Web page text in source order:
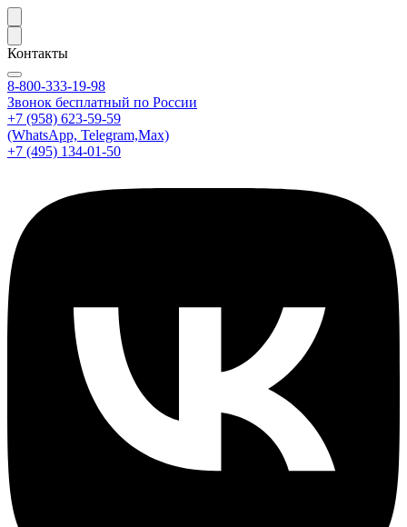
Контакты
8-800-333-19-98
Звонок бесплатный по России
+7 (958) 623-59-59
(WhatsApp, Telegram,Max)
+7 (495) 134-01-50